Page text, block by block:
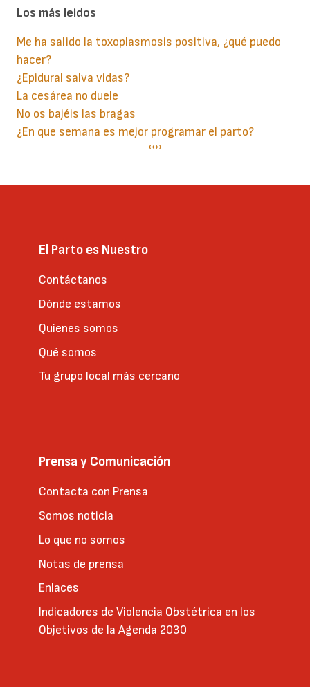
Los más leidos
Me ha salido la toxoplasmosis positiva, ¿qué puedo
hacer?
¿Epidural salva vidas?
La cesárea no duele
No os bajéis las bragas
¿En que semana es mejor programar el parto?
Página
‹‹Siguiente
››
El Parto es Nuestro
Contáctanos
Dónde estamos
Quienes somos
Qué somos
Tu grupo local más cercano
Prensa y Comunicación
Contacta con Prensa
Somos noticia
Lo que no somos
Notas de prensa
Enlaces
Indicadores de Violencia Obstétrica en los
Objetivos de la Agenda 2030